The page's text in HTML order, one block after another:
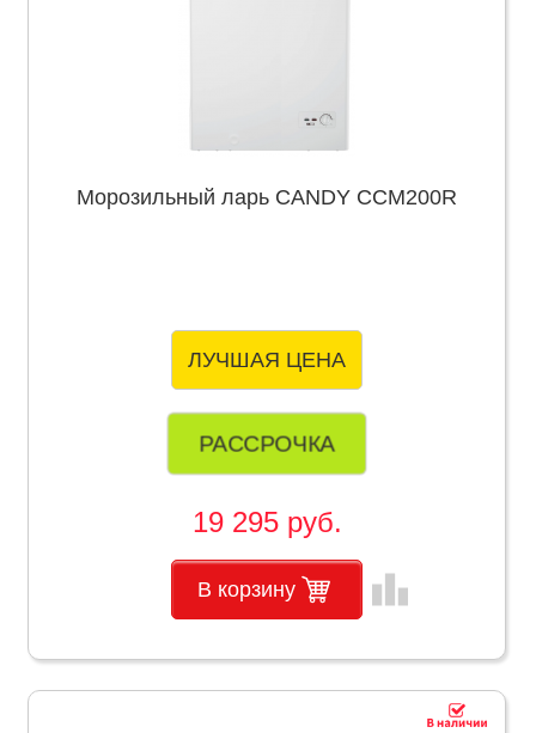
Морозильный ларь CANDY CCM200R
ЛУЧШАЯ ЦЕНА
РАССРОЧКА
19 295 руб.
В корзину leaderboard